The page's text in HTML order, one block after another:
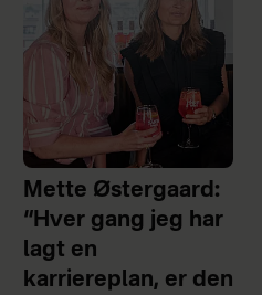
Mette Østergaard:
“Hver gang jeg har
lagt en
karriereplan, er den